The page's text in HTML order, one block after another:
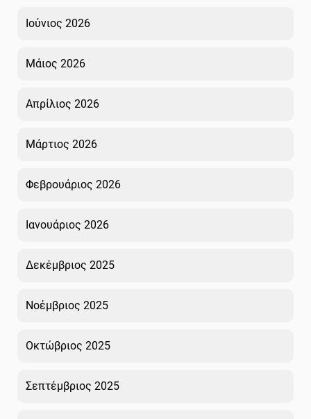
Ιούνιος 2026
Μάιος 2026
Απρίλιος 2026
Μάρτιος 2026
Φεβρουάριος 2026
Ιανουάριος 2026
Δεκέμβριος 2025
Νοέμβριος 2025
Οκτώβριος 2025
Σεπτέμβριος 2025